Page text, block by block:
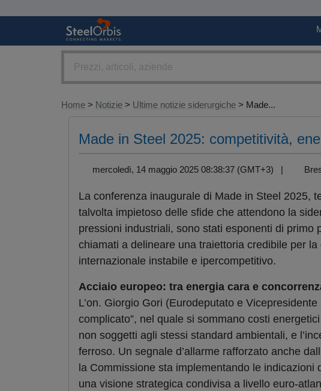
Home > Notizie > Ultime notizie siderurgiche > Made...
Made in Steel 2025: competitività,
mercoledì, 14 maggio 2025 08:38:37 (GMT+3) |
La conferenza inaugurale di Made in Steel 2025,
talvolta impietoso delle sfide che attendono la
pressioni industriali, sono stati esponenti di
chiamati a delineare una traiettoria credibile per
internazionale instabile e ipercompetitivo.
Acciaio europeo: tra energia cara e
L’on. Giorgio Gori (Eurodeputato e
complicato”, nel quale si sommano costi
non soggetti agli stessi standard ambientali, e
ferroso. Un segnale d’allarme rafforzato anche
la Commissione sta implementando le
una visione strategica condivisa a livello euro-